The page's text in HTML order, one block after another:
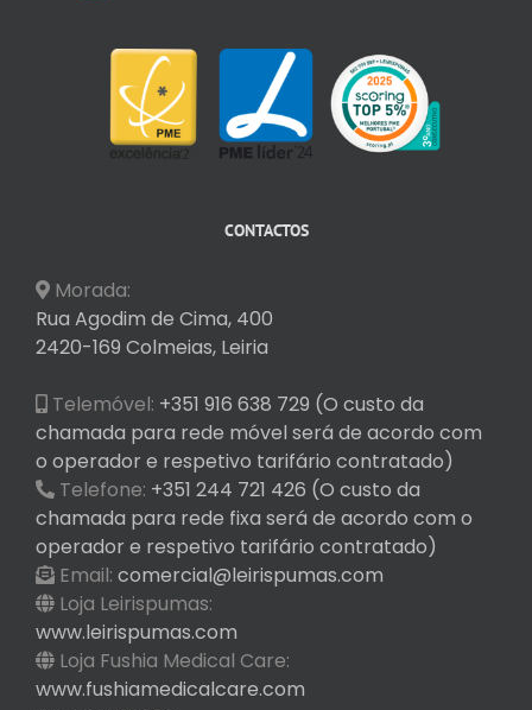
CONTACTOS
Morada:
Rua Agodim de Cima, 400
2420-169 Colmeias, Leiria
Telemóvel: +351 916 638 729 (O custo da
chamada para rede móvel será de acordo com
o operador e respetivo tarifário contratado)
Telefone: +351 244 721 426 (O custo da
chamada para rede fixa será de acordo com o
operador e respetivo tarifário contratado)
Email: comercial@leirispumas.com
Loja Leirispumas:
www.leirispumas.com
Loja Fushia Medical Care:
www.fushiamedicalcare.com